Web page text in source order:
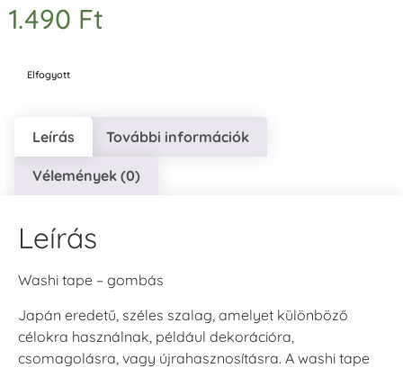
1.490 Ft
Elfogyott
Leírás További információk
Vélemények (0)
Leírás
Washi tape – gombás
Japán eredetű, széles szalag, amelyet különböző
célokra használnak, például dekorációra,
csomagolásra, vagy újrahasznosításra. A washi tape